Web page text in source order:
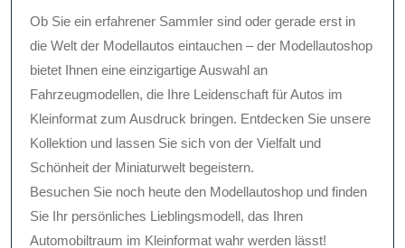
Ob Sie ein erfahrener Sammler sind oder gerade erst in
die Welt der Modellautos eintauchen – der Modellautoshop
bietet Ihnen eine einzigartige Auswahl an
Fahrzeugmodellen, die Ihre Leidenschaft für Autos im
Kleinformat zum Ausdruck bringen. Entdecken Sie unsere
Kollektion und lassen Sie sich von der Vielfalt und
Schönheit der Miniaturwelt begeistern.
Besuchen Sie noch heute den Modellautoshop und finden
Sie Ihr persönliches Lieblingsmodell, das Ihren
Automobiltraum im Kleinformat wahr werden lässt!